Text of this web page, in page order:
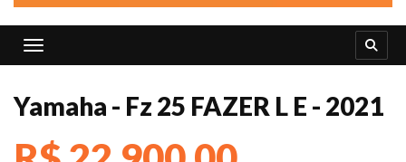
Toggle navigation
Yamaha - Fz 25 FAZER L E - 2021